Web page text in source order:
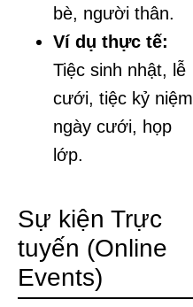
bè, người thân.
Ví dụ thực tế:
Tiệc sinh nhật, lễ
cưới, tiệc kỷ niệm
ngày cưới, họp
lớp.
Sự kiện Trực
tuyến (Online
Events)